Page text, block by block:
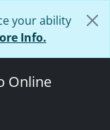
your ability
Info.
Online